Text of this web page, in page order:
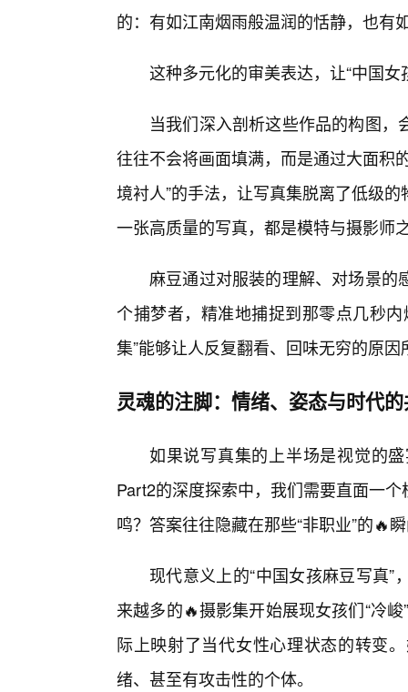
的：有如江南烟雨般温润的恬静，也有
这种多元化的审美表达，让“中国
当我们深入剖析这些作品的构图
往往不会将画面填满，而是通过大面积
境衬人”的手法，让写真集脱离了低级
一张高质量的写真，都是模特与摄影师
麻豆通过对服装的理解、对场景
个捕梦者，精准地捕捉到那零点几秒
集”能够让人反复翻看、回味无穷的原因
灵魂的注脚：情绪、姿态与时代
如果说写真集的上半场是视觉的
Part2的深度探索中，我们需要直面一
鸣？答案往往隐藏在那些“非职业”的🔥
现代意义上的“中国女孩麻豆写真
来越多的🔥摄影集开始展现女孩们“冷
际上映射了当代女性心理状态的转变
绪、甚至有攻击性的个体。